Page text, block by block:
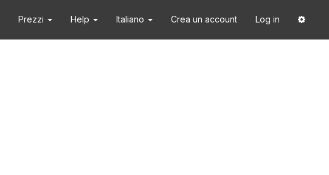
Prezzi Help Italiano Crea un account Log in